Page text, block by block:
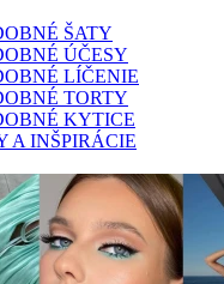
ŠATY
ÚČESY
LÍČENIE
TORTY
KYTICE
A INŠPIRÁCIE